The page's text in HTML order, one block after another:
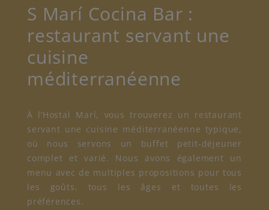
S Marí Cocina Bar :
restaurant servant une
cuisine
méditerranéenne
À l’Hostal Marí, vous trouverez un restaurant
servant une cuisine méditerranéenne typique,
où nous servons un buffet petit-déjeuner
complet et varié. Nous avons également un
menu avec de multiples propositions pour tous
les goûts, tous les âges et toutes les
préférences.